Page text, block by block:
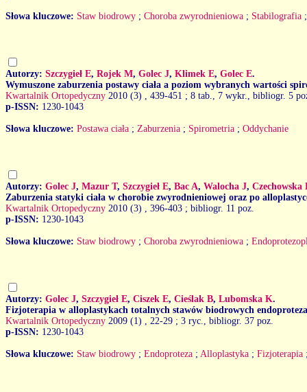
Słowa kluczowe: Staw biodrowy ; Choroba zwyrodnieniowa ; Stabilografia
Autorzy: Szczygieł E, Rojek M, Golec J, Klimek E, Golec E.
Wymuszone zaburzenia postawy ciała a poziom wybranych wartości
Kwartalnik Ortopedyczny 2010 (3)
, 439-451 ; 8 tab., 7 wykr., bibliogr. 5
p-ISSN: 1230-1043
Słowa kluczowe: Postawa ciała ; Zaburzenia ; Spirometria ; Oddychanie
Autorzy: Golec J, Mazur T, Szczygieł E, Bac A, Walocha J, Czechowska
Zaburzenia statyki ciała w chorobie zwyrodnieniowej oraz po
Kwartalnik Ortopedyczny 2010 (3)
, 396-403 ; bibliogr. 11 poz.
p-ISSN: 1230-1043
Słowa kluczowe: Staw biodrowy ; Choroba zwyrodnieniowa ;
Autorzy: Golec J, Szczygieł E, Ciszek E, Cieślak B, Lubomska K.
Fizjoterapia w alloplastykach totalnych stawów biodrowych
Kwartalnik Ortopedyczny 2009 (1)
, 22-29 ; 3 ryc., bibliogr. 37 poz.
p-ISSN: 1230-1043
Słowa kluczowe: Staw biodrowy ; Endoproteza ; Alloplastyka ; Fizjoterapia